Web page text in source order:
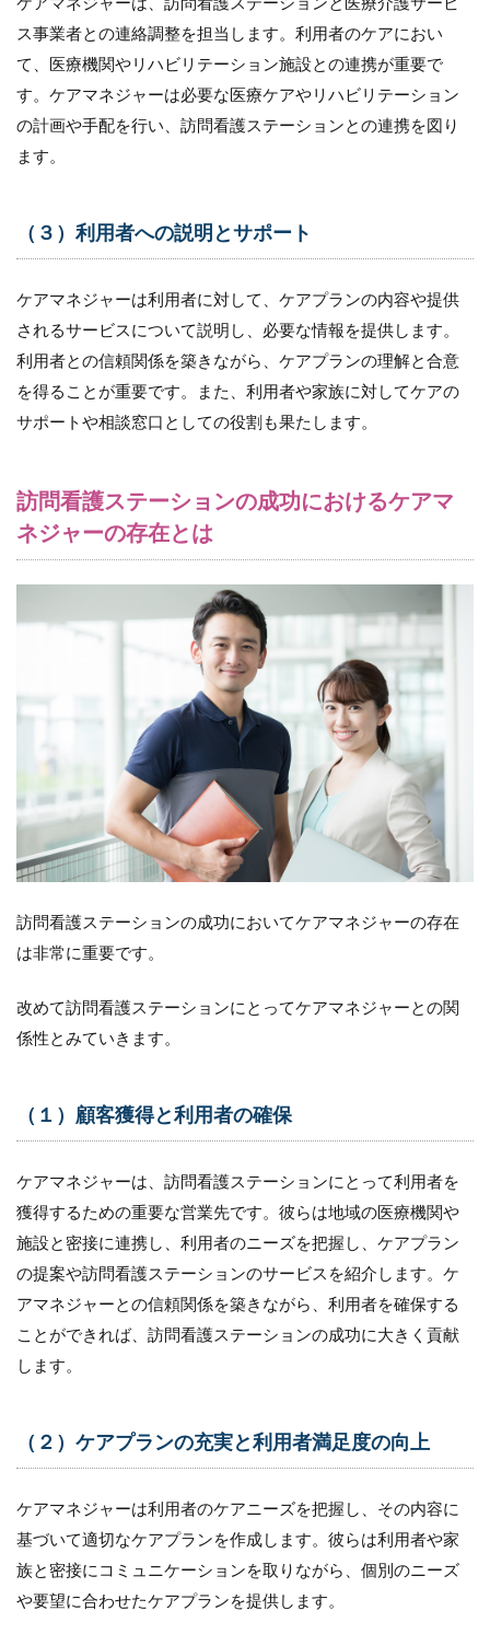
ョ
ン
成
功
お
ケ
ネ
ジ
ャ
ー
の
存
在
と
2.1
（１）
顧客獲
得と利
2.2
2.3
（３）
医療機
関や施
連携強
化
（４）
チーム
との協
3
問
看
護
の
ケ
ア
マ
営
業
に
て
注
す
き
点
3.1
ス事業者との連絡調整を担当します。利用者のケアにおい
て、医療機関やリハビリテーション施設との連携が重要で
す。ケアマネジャーは必要な医療ケアやリハビリテーション
の計画や手配を行い、訪問看護ステーションとの連携を図り
ます。
（３）利用者への説明とサポート
ケアマネジャーは利用者に対して、ケアプランの内容や提供
されるサービスについて説明し、必要な情報を提供します。
利用者との信頼関係を築きながら、ケアプランの理解と合意
を得ることが重要です。また、利用者や家族に対してケアの
サポートや相談窓口としての役割も果たします。
訪問看護ステーションの成功におけるケアマ
ネジャーの存在とは
訪問看護ステーションの成功においてケアマネジャーの存在
は非常に重要です。
改めて訪問看護ステーションにとってケアマネジャーとの関
係性とみていきます。
（１）顧客獲得と利用者の確保
ケアマネジャーは、訪問看護ステーションにとって利用者を
獲得するための重要な営業先です。彼らは地域の医療機関や
施設と密接に連携し、利用者のニーズを把握し、ケアプラン
の提案や訪問看護ステーションのサービスを紹介します。ケ
アマネジャーとの信頼関係を築きながら、利用者を確保する
ことができれば、訪問看護ステーションの成功に大きく貢献
します。
（２）ケアプランの充実と利用者満足度の向上
ケアマネジャーは利用者のケアニーズを把握し、その内容に
基づいて適切なケアプランを作成します。彼らは利用者や家
族と密接にコミュニケーションを取りながら、個別のニーズ
や要望に合わせたケアプランを提供します。